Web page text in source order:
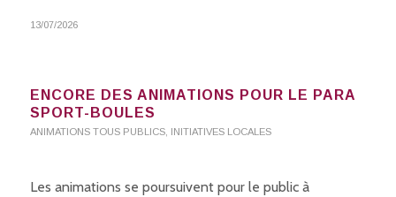
13/07/2026
ENCORE DES ANIMATIONS POUR LE PARA
SPORT-BOULES
ANIMATIONS TOUS PUBLICS, INITIATIVES LOCALES
Les animations se poursuivent pour le public à